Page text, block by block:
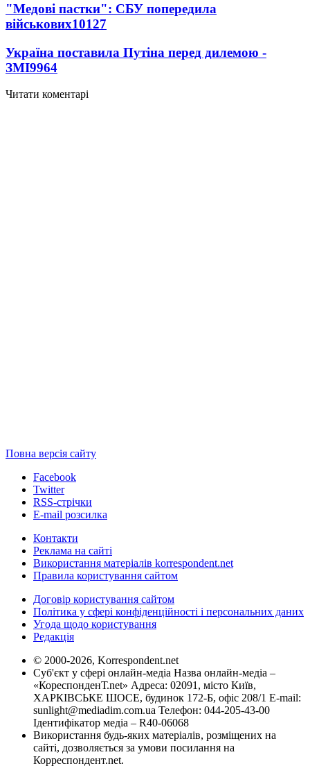
"Медові пастки": СБУ попередила
військових10127
Україна поставила Путіна перед дилемою -
ЗМІ9964
Читати коментарі
Повна версія сайту
Facebook
Twitter
RSS-стрічки
E-mail розсилка
Контакти
Реклама на сайті
Використання матеріалів korrespondent.net
Правила користування сайтом
Договір користування сайтом
Політика у сфері конфіденційності і персональних даних
Угода щодо користування
Редакція
© 2000-2026, Korrespondent.net
Суб'єкт у сфері онлайн-медіа Назва онлайн-медіа –
«КореспонденТ.net» Адреса: 02091, місто Київ,
ХАРКІВСЬКЕ ШОСЕ, будинок 172-Б, офіс 208/1 E-mail:
sunlight@mediadim.com.ua Телефон: 044-205-43-00
Ідентифікатор медіа – R40-06068
Використання будь-яких матеріалів, розміщених на
сайті, дозволяється за умови посилання на
Корреспондент.net.